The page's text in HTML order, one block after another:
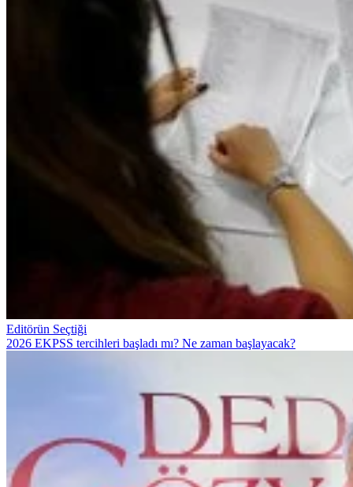
Editörün Seçtiği
2026 EKPSS tercihleri başladı mı? Ne zaman başlayacak?